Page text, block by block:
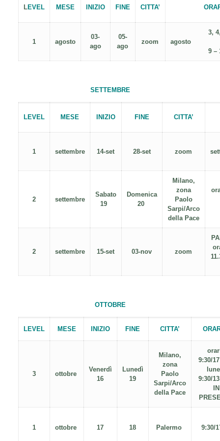
LEVEL MESE INIZIO FINE CITTA’
1 agosto
03-
ago
05-
ago
zoom
3,
9 –
SETTEMBRE
LEVEL MESE INIZIO FINE CITTA’
1 settembre 14-set 28-set zoom
2 settembre
Sabato
19
Domenica
20
Milano,
zona
Paolo
Sarpi/Arco
della Pace
2 settembre 15-set 03-nov zoom
OTTOBRE
LEVEL MESE INIZIO FINE CITTA’
3 ottobre
Venerdì
16
Lunedì
19
Milano,
zona
Paolo
Sarpi/Arco
della Pace
9:30/
9:30/
IN
1 ottobre 17 18 Palermo 9:30/